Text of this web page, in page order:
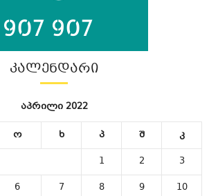
ᲙᲐᲚᲔᲜᲓᲐᲠᲘ
აპრილი 2022
ო ხ პ შ
კ
1
2
3
6 7 8 9 10